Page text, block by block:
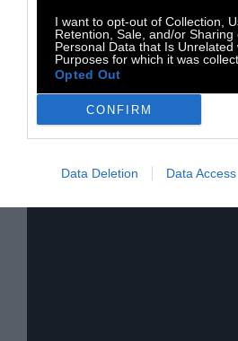
I want to opt-out of Collection,
Retention, Sale, and/or Sharing
Personal Data that Is Unrelated
Purposes for which it was
Opted Out
CONFIRM
Data Deletion Data Access
Στύλιος είναι
«Οι εντάσεις μπορούν να
λεκτικές υπερβολές.
θίξω την κ. Κανέλλη. Ήταν
αναφορές στον κ.
Γιώργος Στύλιος...